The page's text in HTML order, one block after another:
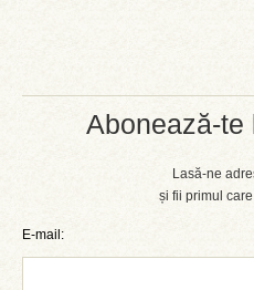
Abonează-te
Lasă-ne
și fii primul
E-mail: